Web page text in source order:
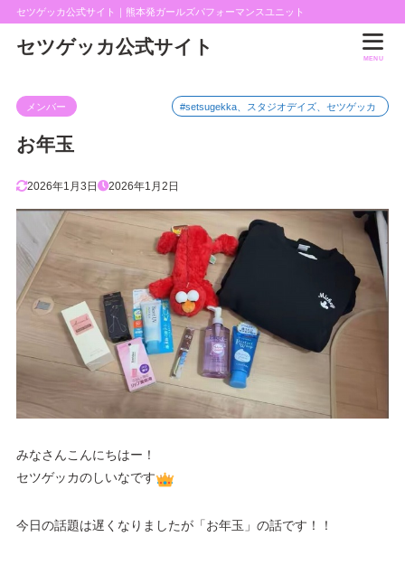
セツゲッカ公式サイト｜熊本発ガールズパフォーマンスユニット
セツゲッカ公式サイト
MENU
メンバー #setsugekka、スタジオデイズ、セツゲッカ
お年玉
2026年1月3日 2026年1月2日
みなさんこんにちはー！
セツゲッカのしいなです
今日の話題は遅くなりましたが「お年玉」の話です！！